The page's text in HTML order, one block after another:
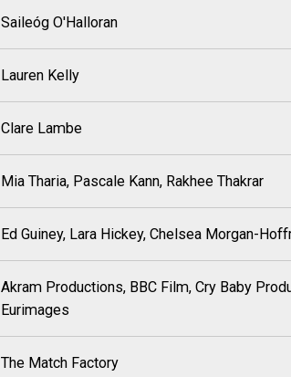
Saileóg O'Halloran
Lauren Kelly
Clare Lambe
Mia Tharia, Pascale Kann, Rakhee Thakrar
Ed Guiney, Lara Hickey, Chelsea Morgan-
Akram Productions, BBC Film, Cry Baby
Eurimages
The Match Factory